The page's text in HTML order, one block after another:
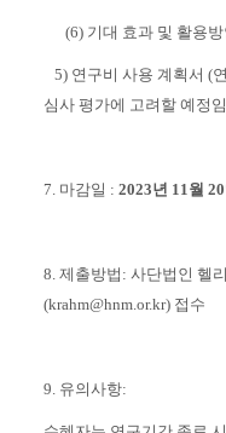
(6) 기대 효과 및 활용방
5) 연구비 사용 계획서 (
심사 평가에 고려할 예정
7. 마감일 : 2023년 11월
8. 제출방법: 사단법인 헬
(krahm@hnm.or.kr) 접수
9. 유의사항: